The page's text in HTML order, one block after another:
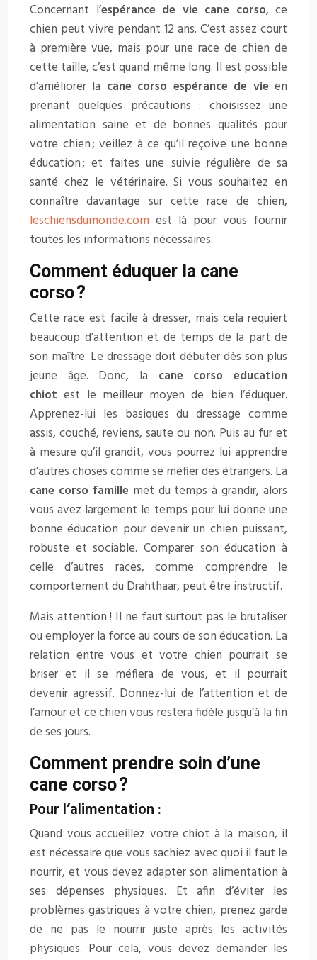
Concernant l’espérance de vie cane corso, ce
chien peut vivre pendant 12 ans. C’est assez court
à première vue, mais pour une race de chien de
cette taille, c’est quand même long. Il est possible
d’améliorer la cane corso espérance de vie en
prenant quelques précautions : choisissez une
alimentation saine et de bonnes qualités pour
votre chien ; veillez à ce qu’il reçoive une bonne
éducation ; et faites une suivie régulière de sa
santé chez le vétérinaire. Si vous souhaitez en
connaître davantage sur cette race de chien,
leschiensdumonde.com est là pour vous fournir
toutes les informations nécessaires.
Comment éduquer la cane
corso ?
Cette race est facile à dresser, mais cela requiert
beaucoup d’attention et de temps de la part de
son maître. Le dressage doit débuter dès son plus
jeune âge. Donc, la cane corso education
chiot est le meilleur moyen de bien l’éduquer.
Apprenez-lui les basiques du dressage comme
assis, couché, reviens, saute ou non. Puis au fur et
à mesure qu’il grandit, vous pourrez lui apprendre
d’autres choses comme se méfier des étrangers. La
cane corso famille met du temps à grandir, alors
vous avez largement le temps pour lui donne une
bonne éducation pour devenir un chien puissant,
robuste et sociable. Comparer son éducation à
celle d’autres races, comme comprendre le
comportement du Drahthaar, peut être instructif.
Mais attention ! Il ne faut surtout pas le brutaliser
ou employer la force au cours de son éducation. La
relation entre vous et votre chien pourrait se
briser et il se méfiera de vous, et il pourrait
devenir agressif. Donnez-lui de l’attention et de
l’amour et ce chien vous restera fidèle jusqu’à la fin
de ses jours.
Comment prendre soin d’une
cane corso ?
Pour l’alimentation :
Quand vous accueillez votre chiot à la maison, il
est nécessaire que vous sachiez avec quoi il faut le
nourrir, et vous devez adapter son alimentation à
ses dépenses physiques. Et afin d’éviter les
problèmes gastriques à votre chien, prenez garde
de ne pas le nourrir juste après les activités
physiques. Pour cela, vous devez demander les